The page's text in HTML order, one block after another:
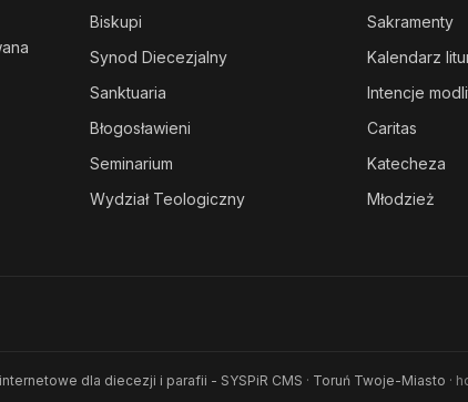
Biskupi
Synod Diecezjalny
Sanktuaria
Błogosławieni
Seminarium
Wydział Teologiczny
Sakramenty
Kalendarz
Intencje
Caritas
Katecheza
Młodzież
dla diecezji i parafii - SYSPiR CMS · Toruń Twoje-Miasto ·